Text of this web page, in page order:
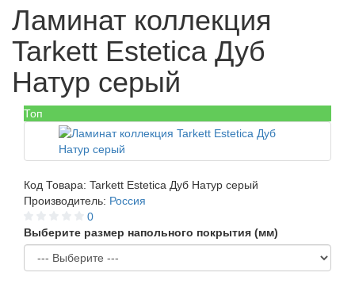
Ламинат коллекция
Tarkett Estetica Дуб
Натур серый
Топ
Код Товара: Tarkett Estetica Дуб Натур серый
Производитель: Россия
0
Выберите размер напольного покрытия (мм)